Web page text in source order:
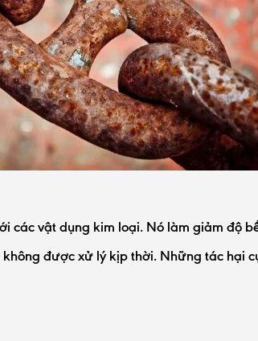
các vật dụng kim loại. Nó làm giảm độ
được xử lý kịp thời. Những tác hại